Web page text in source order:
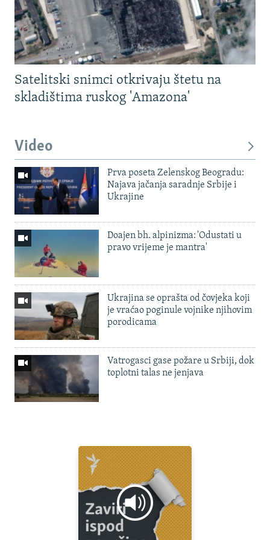
Satelitski snimci otkrivaju štetu na
skladištima ruskog 'Amazona'
Video
Prva poseta Zelenskog Beogradu:
Najava jačanja saradnje Srbije i
Ukrajine
Doajen bh. alpinizma: 'Odustati u
pravo vrijeme je mantra'
Ukrajina se oprašta od čovjeka koji
je vraćao poginule vojnike njihovim
porodicama
Vatrogasci gase požare u Srbiji, dok
toplotni talas ne jenjava